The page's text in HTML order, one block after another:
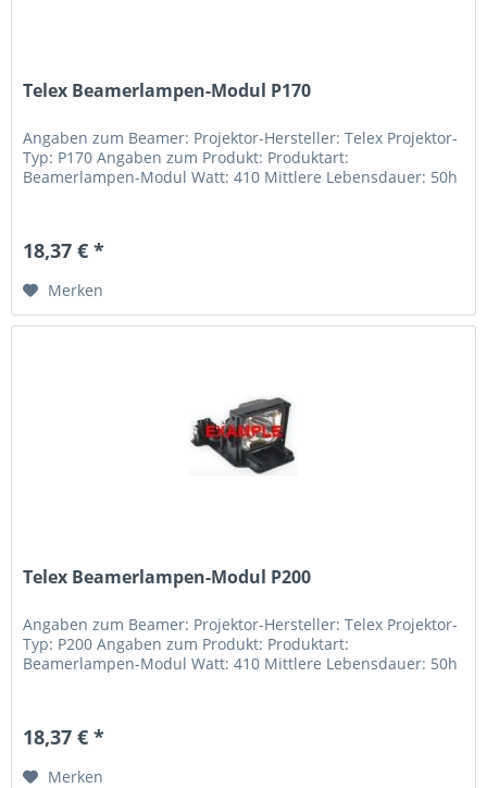
Telex Beamerlampen-Modul P170
Angaben zum Beamer: Projektor-Hersteller: Telex Projektor-
Typ: P170 Angaben zum Produkt: Produktart:
Beamerlampen-Modul Watt: 410 Mittlere Lebensdauer: 50h
18,37 € *
Merken
Telex Beamerlampen-Modul P200
Angaben zum Beamer: Projektor-Hersteller: Telex Projektor-
Typ: P200 Angaben zum Produkt: Produktart:
Beamerlampen-Modul Watt: 410 Mittlere Lebensdauer: 50h
18,37 € *
Merken